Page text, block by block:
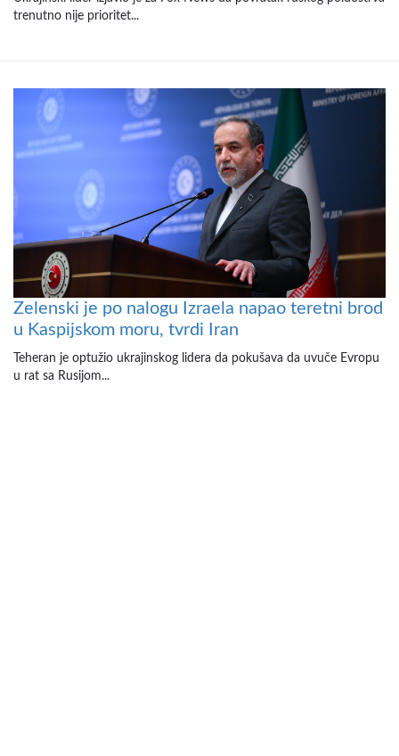
trenutno nije prioritet...
Zelenski je po nalogu Izraela napao teretni brod
u Kaspijskom moru, tvrdi Iran
Teheran je optužio ukrajinskog lidera da pokušava da uvuče Evropu
u rat sa Rusijom...